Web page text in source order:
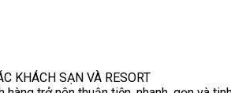
KHÁCH SẠN VÀ RESORT